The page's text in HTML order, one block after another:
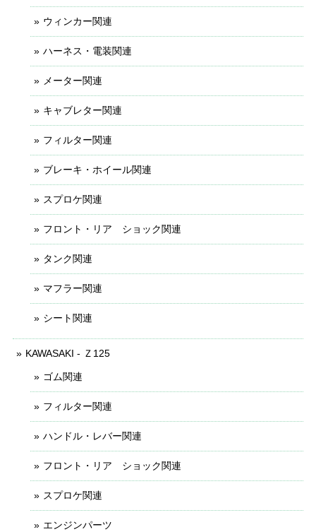
ウィンカー関連
ハーネス・電装関連
メーター関連
キャブレター関連
フィルター関連
ブレーキ・ホイール関連
スプロケ関連
フロント・リア ショック関連
タンク関連
マフラー関連
シート関連
KAWASAKI - Ｚ125
ゴム関連
フィルター関連
ハンドル・レバー関連
フロント・リア ショック関連
スプロケ関連
エンジンパーツ